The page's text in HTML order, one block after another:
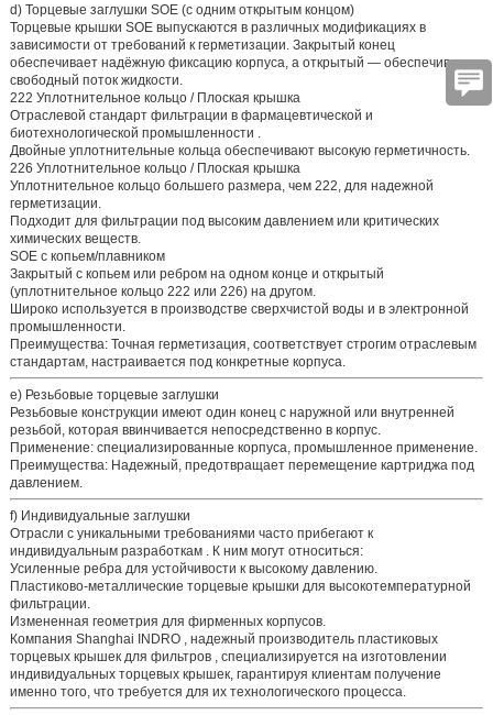
d) Торцевые заглушки SOE (с одним открытым концом)
Торцевые крышки SOE выпускаются в различных модификациях в
зависимости от требований к герметизации. Закрытый конец
обеспечивает надёжную фиксацию корпуса, а открытый — обеспечивает
свободный поток жидкости.
222 Уплотнительное кольцо / Плоская крышка
Отраслевой стандарт фильтрации в фармацевтической и
биотехнологической промышленности
Двойные уплотнительные кольца обеспечивают высокую герметичность.
226 Уплотнительное кольцо / Плоская крышка
Уплотнительное кольцо большего размера, чем 222, для надежной
герметизации.
Подходит для фильтрации под высоким давлением или критических
химических веществ.
SOE с копьем/плавником
Закрытый с копьем или ребром на одном конце и открытый
(уплотнительное кольцо 222 или 226) на другом.
Широко используется в производстве сверхчистой воды и в электронной
промышленности.
Преимущества:Точная герметизация, соответствует строгим отраслевым
стандартам, настраивается под конкретные корпуса.
e) Резьбовые торцевые заглушки
Резьбовые конструкции имеют один конец с наружной или внутренней
резьбой, которая ввинчивается непосредственно в корпус.
Применение:специализированные корпуса, промышленное применение.
Преимущества:Надежный, предотвращает перемещение картриджа под
давлением.
f) Индивидуальные заглушки
Отрасли с уникальными требованиями часто прибегают к
индивидуальным разработкам. К ним могут относиться:
Усиленные ребра для устойчивости к высокому давлению.
Пластиково-металлические торцевые крышки для высокотемпературной
фильтрации.
Измененная геометрия для фирменных корпусов.
Компания Shanghai INDRO, надежный производитель пластиковых
торцевых крышек для фильтров, специализируется на изготовлении
индивидуальных торцевых крышек, гарантируя клиентам получение
именно того, что требуется для их технологического процесса.